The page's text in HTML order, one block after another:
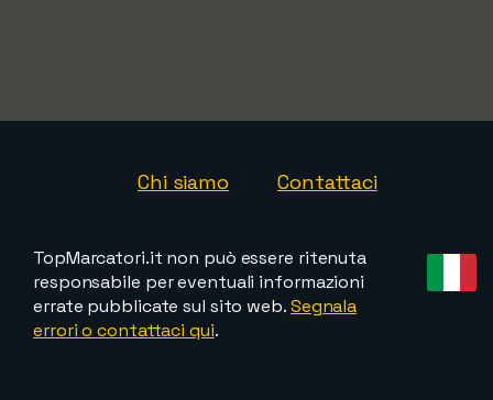
Chi siamo Contattaci
TopMarcatori.it non può essere ritenuta
responsabile per eventuali informazioni
errate pubblicate sul sito web.Segnala
errori o contattaci qui.